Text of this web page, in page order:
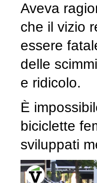
Aveva
che il vizio
essere
delle
e ridicolo.
È
biciclette
sviluppati